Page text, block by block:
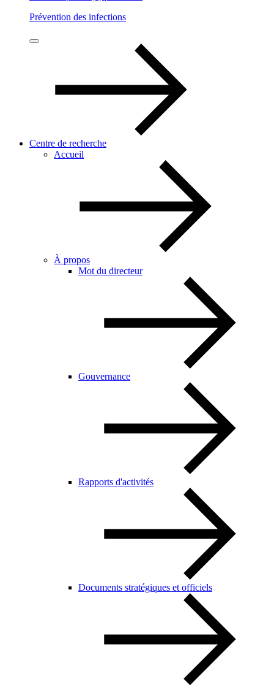
Prévention des infections
Centre de recherche
Accueil
À propos
Mot du directeur
Gouvernance
Rapports d'activités
Documents stratégiques et officiels